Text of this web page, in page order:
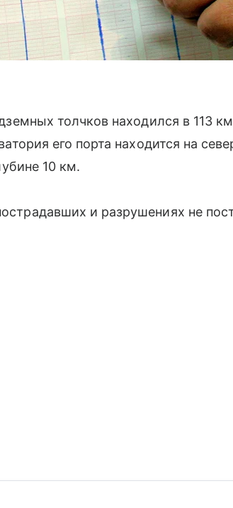
толчков находился в 113
его порта находится на
10 км.
и разрушениях не